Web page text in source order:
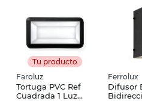
Tu producto
Faroluz
Tortuga PVC Ref
Cuadrada 1 Luz
Ferrolux
Difusor